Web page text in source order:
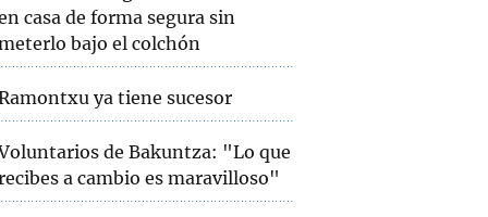
casa de forma segura sin
bajo el colchón
ya tiene sucesor
de Bakuntza: "Lo que
a cambio es maravilloso"